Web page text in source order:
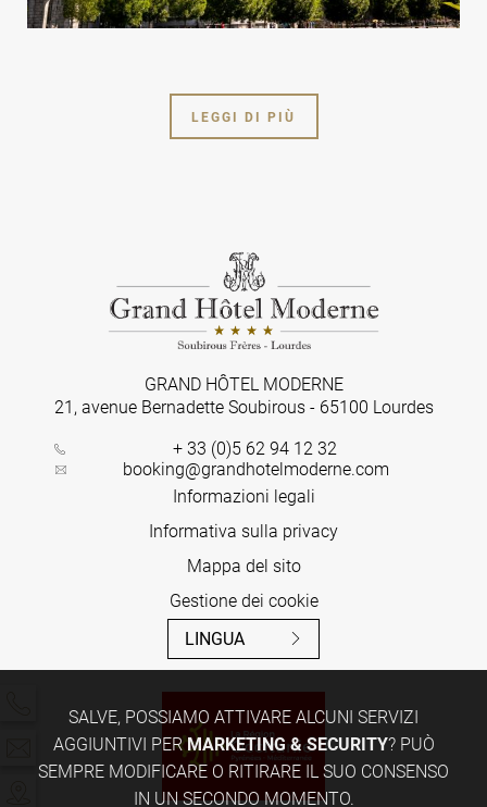
LEGGI DI PIÙ
GRAND HÔTEL MODERNE
21, avenue Bernadette Soubirous- 65100 Lourdes
+ 33 (0)5 62 94 12 32
booking@grandhotelmoderne.com
Informazioni legali
Informativa sulla privacy
Mappa del sito
Gestione dei cookie
LINGUA
SALVE, POSSIAMO ATTIVARE ALCUNI SERVIZI
AGGIUNTIVI PERMARKETING & SECURITY? PUÒ
SEMPRE MODIFICARE O RITIRARE IL SUO CONSENSO
IN UN SECONDO MOMENTO.